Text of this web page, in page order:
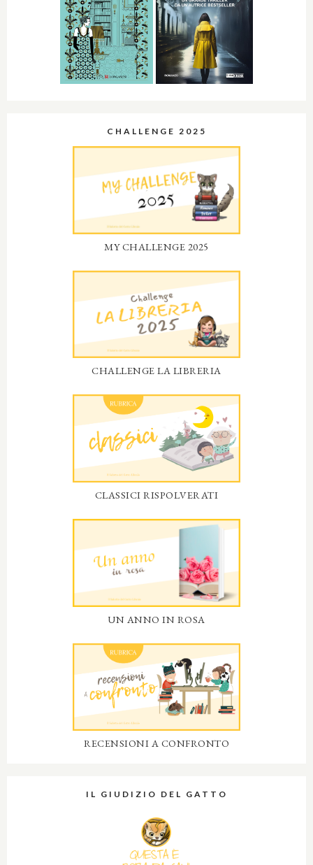
CHALLENGE 2025
MY CHALLENGE 2025
CHALLENGE LA LIBRERIA
CLASSICI RISPOLVERATI
UN ANNO IN ROSA
RECENSIONI A CONFRONTO
IL GIUDIZIO DEL GATTO